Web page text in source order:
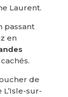
Laurent.
passant
en
de
sur-